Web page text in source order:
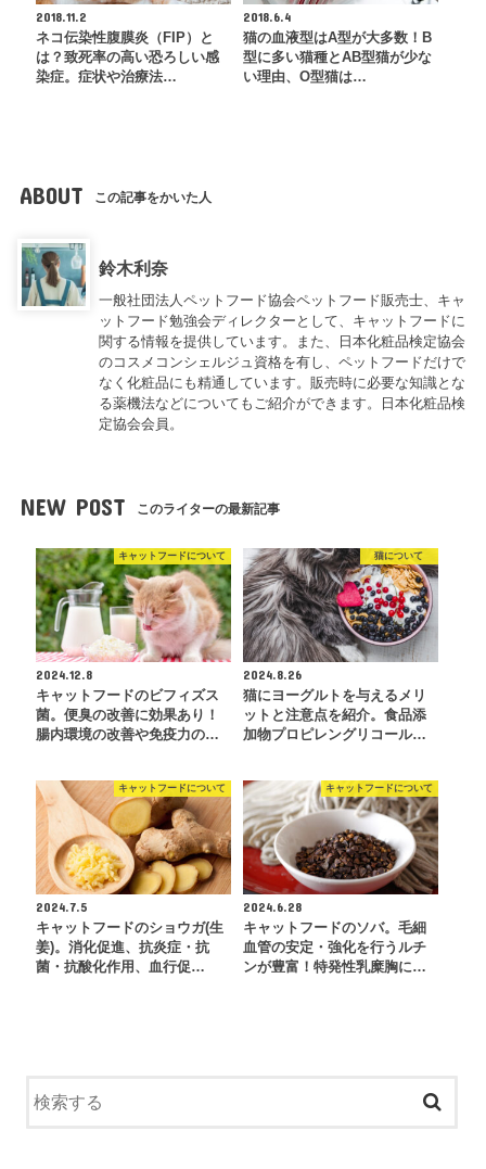
2018.11.2
ネコ伝染性腹膜炎（FIP）と
は？致死率の高い恐ろしい感
染症。症状や治療法…
2018.6.4
猫の血液型はA型が大多数！B
型に多い猫種とAB型猫が少な
い理由、O型猫は…
ABOUT この記事をかいた人
鈴木利奈
一般社団法人ペットフード協会ペットフード販売士、キャ
ットフード勉強会ディレクターとして、キャットフードに
関する情報を提供しています。また、日本化粧品検定協会
のコスメコンシェルジュ資格を有し、ペットフードだけで
なく化粧品にも精通しています。販売時に必要な知識とな
る薬機法などについてもご紹介ができます。日本化粧品検
定協会会員。
NEW POST このライターの最新記事
キャットフードについて
2024.12.8
キャットフードのビフィズス
菌。便臭の改善に効果あり！
腸内環境の改善や免疫力の…
猫について
2024.8.26
猫にヨーグルトを与えるメリ
ットと注意点を紹介。食品添
加物プロピレングリコール…
キャットフードについて
2024.7.5
キャットフードのショウガ(生
姜)。消化促進、抗炎症・抗
菌・抗酸化作用、血行促…
キャットフードについて
2024.6.28
キャットフードのソバ。毛細
血管の安定・強化を行うルチ
ンが豊富！特発性乳糜胸に…